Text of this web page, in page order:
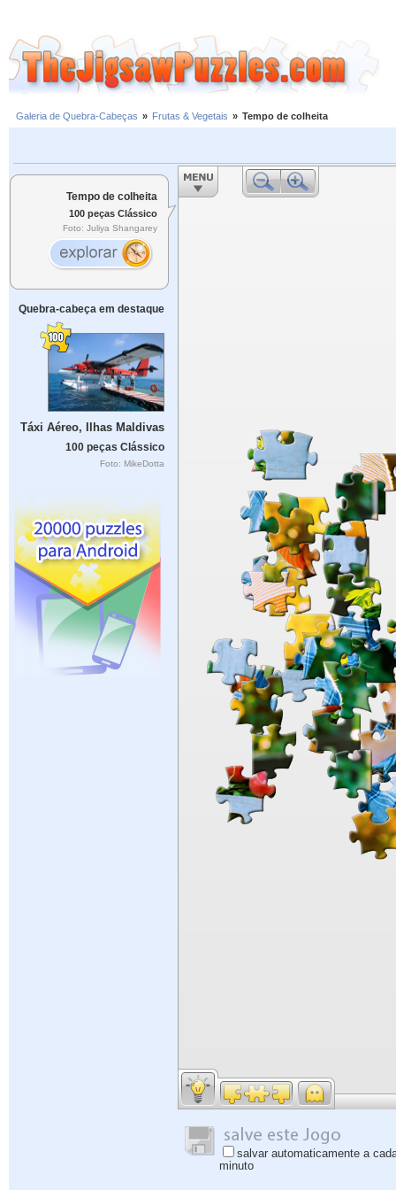
Galeria de Quebra-Cabeças » Frutas & Vegetais » Tempo de colheita
Tempo de colheita
100 peças Clássico
Foto: Juliya Shangarey
Quebra-cabeça em destaque
Táxi Aéreo, Ilhas Maldivas
100 peças Clássico
Foto: MikeDotta
salvar automaticamente a
minuto